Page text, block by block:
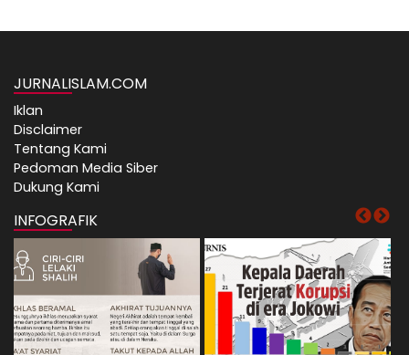
JURNALISLAM.COM
Iklan
Disclaimer
Tentang Kami
Pedoman Media Siber
Dukung Kami
INFOGRAFIK